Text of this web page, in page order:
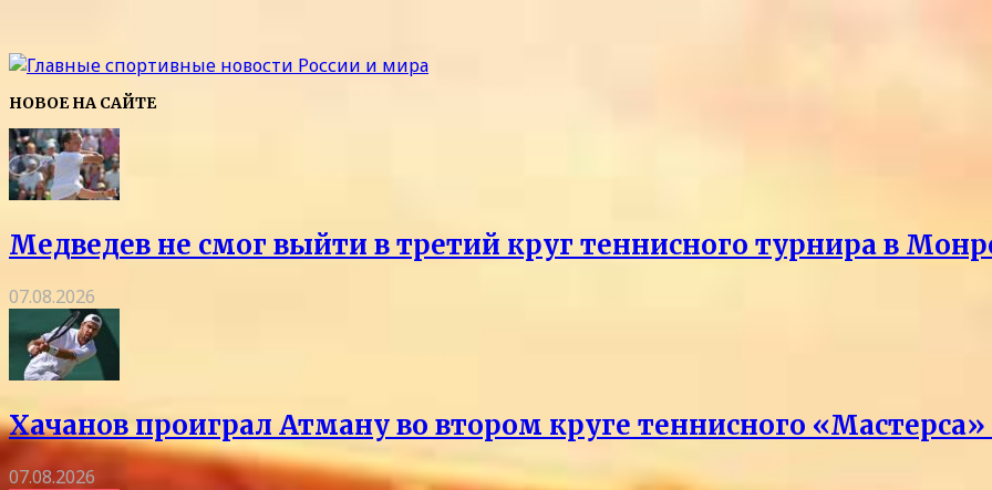
НОВОЕ НА САЙТЕ
Медведев не смог выйти в третий круг теннисного турнира в
07.08.2026
Хачанов проиграл Атману во втором круге теннисного
07.08.2026